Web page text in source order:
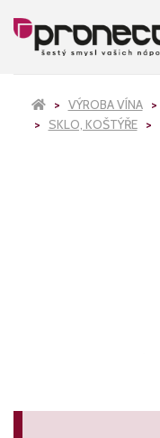
VÝROBA VÍNA
SKLO, KOŠTÝŘE